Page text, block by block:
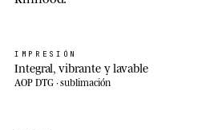
IMPRESIÓN
Integral, vibrante y lavable
AOP DTG · sublimación